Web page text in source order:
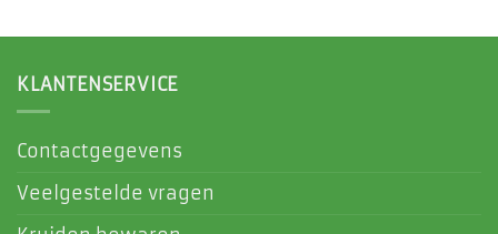
KLANTENSERVICE
Contactgegevens
Veelgestelde vragen